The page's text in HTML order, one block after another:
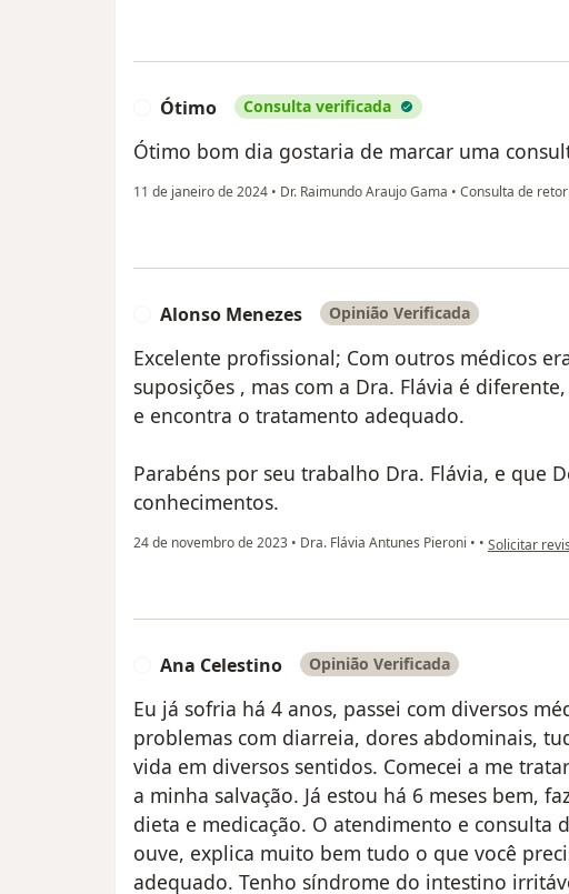
Ótimo Consulta verificada
Ótimo bom dia gostaria de marcar uma
11 de janeiro de 2024 • Dr. Raimundo Araujo Gama • Consulta de
Alonso Menezes Opinião Verificada
Excelente profissional; Com outros médicos
suposições , mas com a Dra. Flávia é
e encontra o tratamento adequado.
Parabéns por seu trabalho Dra. Flávia, e que
conhecimentos.
24 de novembro de 2023 • Dra. Flávia Antunes Pieroni • • na opinião
Solicitar
Ana Celestino Opinião Verificada
Eu já sofria há 4 anos, passei com diversos
problemas com diarreia, dores abdominais,
vida em diversos sentidos. Comecei a me
a minha salvação. Já estou há 6 meses bem,
dieta e medicação. O atendimento e consulta
ouve, explica muito bem tudo o que você
adequado. Tenho síndrome do intestino